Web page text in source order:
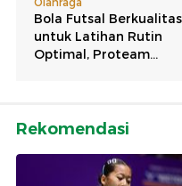
Rekomendasi